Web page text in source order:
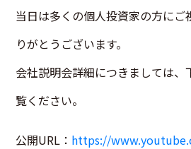
当日は多くの個人投資家の方にご
りがとうございます。
会社説明会詳細につきましては、
覧ください。
公開URL： https://